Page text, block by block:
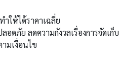
ให้ได้ราคาเฉลี่ย
ดภัย ลดความกังวลเรื่องการจัดเก็บ
มเงื่อนไข